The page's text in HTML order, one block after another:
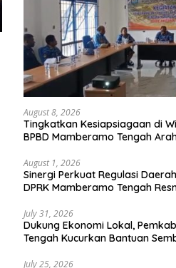
August 8, 2026
Tingkatkan Kesiapsiagaan di
BPBD Mamberamo Tengah
August 1, 2026
Sinergi Perkuat Regulasi
DPRK Mamberamo Tengah
July 31, 2026
Dukung Ekonomi Lokal,
Tengah Kucurkan Bantuan
July 25, 2026